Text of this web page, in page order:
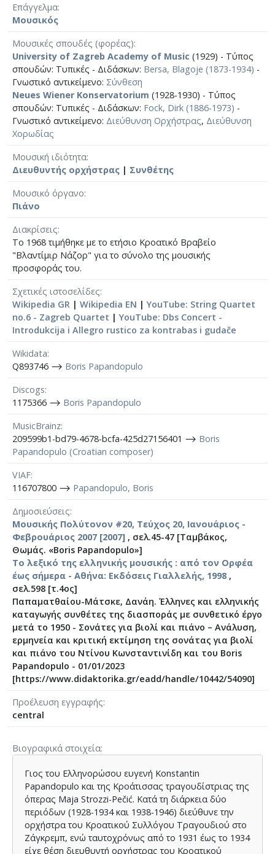
Επάγγελμα
Μουσικός
Μουσικές σπουδές (φορέας)
University of Zagreb Academy of Music (1929) - Τύπος
σπουδών: Τυπικές - Διδάσκων: Bersa, Blagoje (1873-1934) -
Γνωστικό αντικείμενο: Σύνθεση
Neues Wiener Konservatorium (1928-1930) - Τύπος
σπουδών: Τυπικές - Διδάσκων: Fock, Dirk (1886-1973) -
Γνωστικό αντικείμενο: Διεύθυνση Ορχήστρας, Διεύθυνση
Χορωδίας
Μουσική ιδιότητα
Διευθυντής ορχήστρας | Συνθέτης
Μουσικό όργανο
Πιάνο
Διακρίσεις
Το 1968 τιμήθηκε με το ετήσιο Κροατικό Βραβείο
"Βλαντίμιρ Νάζορ" για το σύνολο της μουσικής
προσφοράς του.
Σχετικές ιστοσελίδες
Wikipedia GR | Wikipedia EN |YouTube: String Quartet
no.6 - Zagreb Quartet |YouTube: Dbs Concert -
Introdukcija i Allegro rustico za kontrabas i gudače
Wikidata
Q893746 ⟶ Boris Papandopulo
Discogs
1175366 ⟶ Boris Papandopulo
MusicBrainz
209599b1-bd79-4678-bcfa-425d27156401 ⟶ Boris
Papandopulo (Croatian composer)
VIAF
116707800 ⟶ Papandopulo, Boris
Δημοσιεύσεις
Μουσικής Πολύτονον #20, Τεύχος 20, Ιανουάριος -
Φεβρουάριος 2007 [2007] , σελ.45-47 [Ταμβάκος,
Θωμάς. «Boris Papandopulo»]
Το λεξικό της ελληνικής μουσικής : από τον Ορφέα
έως σήμερα - Αθήνα: Εκδόσεις Γιαλλελής, 1998 ,
σελ.598 [τ.4ος]
Παπαματθαίου-Μάτσκε, Δανάη. Έλληνες και ελληνικής
καταγωγής συνθέτες της διασποράς με συνθετικό έργο
μετά το 1950 - Σονάτες για βιολί και πιάνο – Ανάλυση,
ερμηνεία και κριτική εκτίμηση της σονάτας για βιολί
και πιάνο του Ντίνου Κωνσταντινίδη και του Boris
Papandopulo - 01/01/2023
[https://www.didaktorika.gr/eadd/handle/10442/54090]
Προέλευση εγγραφής
central
Βιογραφικά στοιχεία
Γιος του Ελληνορώσου ευγενή Konstantin
Papandopulo και της Κροάτισσας τραγουδίστριας της
όπερας Maja Strozzi-Pečić. Κατά τη διάρκεια δύο
περιόδων (1928-1934 και 1938-1946) διεύθυνε την
ορχήστρα του Κροατικού Συλλόγου Τραγουδιού στο
Ζάγκρεμπ, ενώ ταυτοχρόνως από το 1931 έως το 1934
είχε θέση διευθυντή ορχήστρας του Κροατικού